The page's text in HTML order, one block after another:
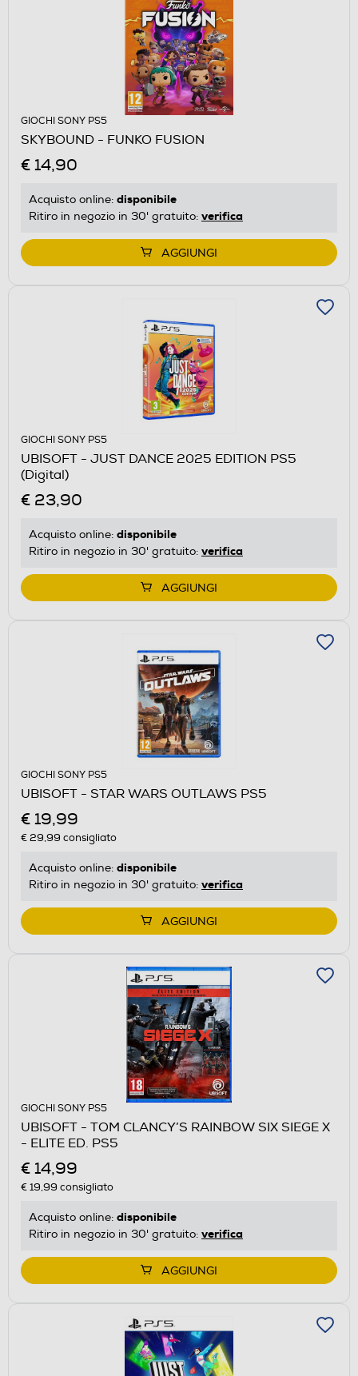
GIOCHI SONY PS5
SKYBOUND - FUNKO FUSION
€ 14,90
Acquisto online: disponibile
Ritiro in negozio in 30' gratuito: verifica
AGGIUNGI
GIOCHI SONY PS5
UBISOFT - JUST DANCE 2025 EDITION PS5
(Digital)
€ 23,90
Acquisto online: disponibile
Ritiro in negozio in 30' gratuito: verifica
AGGIUNGI
GIOCHI SONY PS5
UBISOFT - STAR WARS OUTLAWS PS5
€ 19,99
€ 29,99 consigliato
Acquisto online: disponibile
Ritiro in negozio in 30' gratuito: verifica
AGGIUNGI
GIOCHI SONY PS5
UBISOFT - TOM CLANCY’S RAINBOW SIX SIEGE X
- ELITE ED. PS5
€ 14,99
€ 19,99 consigliato
Acquisto online: disponibile
Ritiro in negozio in 30' gratuito: verifica
AGGIUNGI